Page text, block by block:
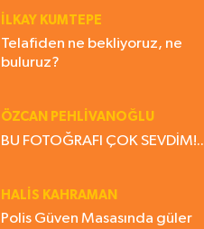
İLKAY KUMTEPE
Telafiden ne bekliyoruz, ne
buluruz?
ÖZCAN PEHLİVANOĞLU
BU FOTOĞRAFI ÇOK SEVDİM!..
HALIS KAHRAMAN
Polis Güven Masasında güler